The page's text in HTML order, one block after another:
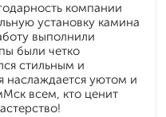
компании
установку камина
выполнили
были четко
стильным и
наслаждается уютом и
всем, кто ценит